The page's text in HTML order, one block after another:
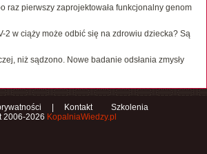
raz pierwszy zaprojektowała funkcjonalny genom
2 w ciąży może odbić się na zdrowiu dziecka? Są
niż sądzono. Nowe badanie odsłania zmysły
Kontakt
Szkolenia
2006-2026 KopalniaWiedzy.pl